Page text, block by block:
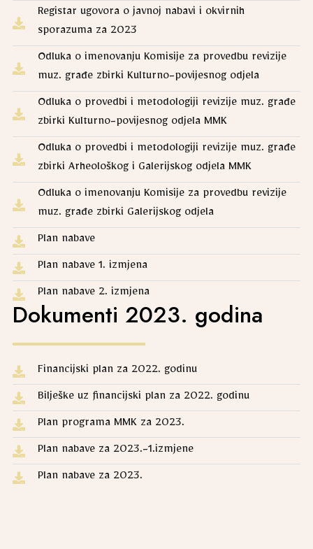
Registar ugovora o javnoj nabavi i okvirnih
sporazuma za 2023
Odluka o imenovanju Komisije za provedbu revizije
muz. građe zbirki Kulturno-povijesnog odjela
Odluka o provedbi i metodologiji revizije muz. građe
zbirki Kulturno-povijesnog odjela MMK
Odluka o provedbi i metodologiji revizije muz. građe
zbirki Arheološkog i Galerijskog odjela MMK
Odluka o imenovanju Komisije za provedbu revizije
muz. građe zbirki Galerijskog odjela
Plan nabave
Plan nabave 1. izmjena
Plan nabave 2. izmjena
Dokumenti 2023. godina
Financijski plan za 2022. godinu
Bilješke uz financijski plan za 2022. godinu
Plan programa MMK za 2023.
Plan nabave za 2023.-1.izmjene
Plan nabave za 2023.